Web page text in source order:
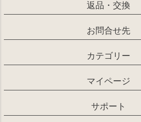
返品・交換
お問合せ先
カテゴリー
マイページ
サポート